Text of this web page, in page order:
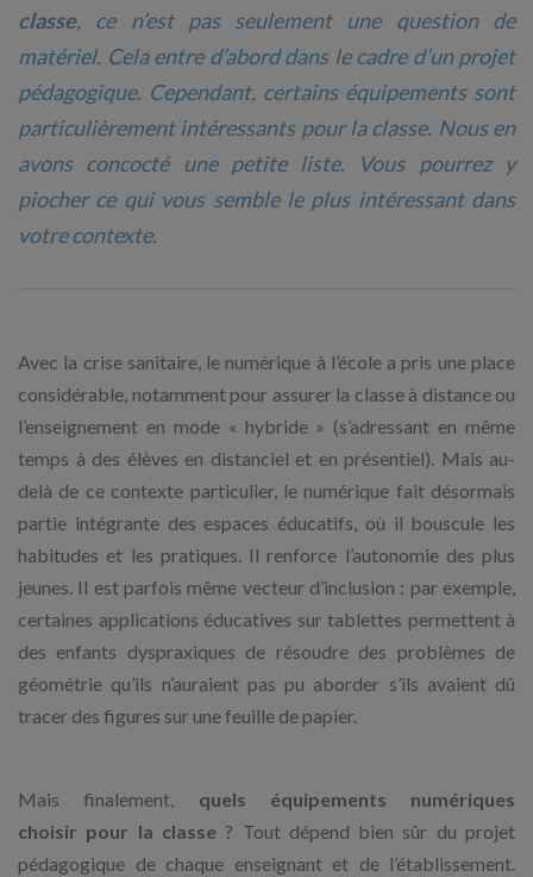
classe, ce n’est pas seulement une question de
matériel. Cela entre d’abord dans le cadre d’un projet
pédagogique. Cependant, certains équipements sont
particulièrement intéressants pour la classe. Nous en
avons concocté une petite liste. Vous pourrez y
piocher ce qui vous semble le plus intéressant dans
votre contexte.
Avec la crise sanitaire, le numérique à l’école a pris une place
considérable, notamment pour assurer la classe à distance ou
l’enseignement en mode « hybride » (s’adressant en même
temps à des élèves en distanciel et en présentiel). Mais au-
delà de ce contexte particulier, le numérique fait désormais
partie intégrante des espaces éducatifs, où il bouscule les
habitudes et les pratiques. Il renforce l’autonomie des plus
jeunes. Il est parfois même vecteur d’inclusion : par exemple,
certaines applications éducatives sur tablettes permettent à
des enfants dyspraxiques de résoudre des problèmes de
géométrie qu’ils n’auraient pas pu aborder s’ils avaient dû
tracer des figures sur une feuille de papier.
Mais finalement, quels équipements numériques
choisir pour la classe? Tout dépend bien sûr du projet
pédagogique de chaque enseignant et de l’établissement.